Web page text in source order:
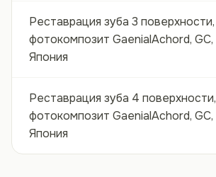
Реставрация зуба 3 поверхности,
фотокомпозит GaenialAchord, GC,
Япония
Реставрация зуба 4 поверхности,
фотокомпозит GaenialAchord, GC,
Япония